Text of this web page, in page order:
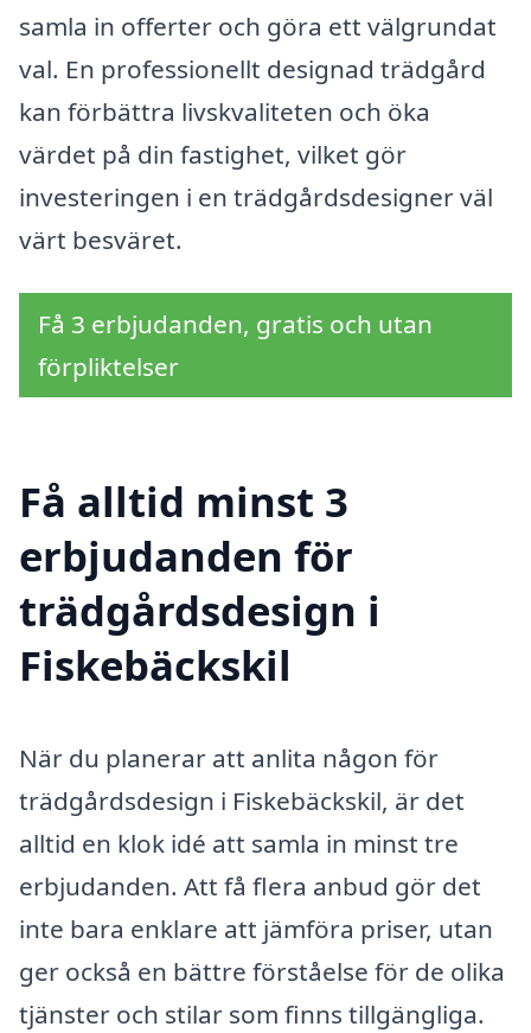
samla in offerter och göra ett välgrundat
val. En professionellt designad trädgård
kan förbättra livskvaliteten och öka
värdet på din fastighet, vilket gör
investeringen i en trädgårdsdesigner väl
värt besväret.
Få 3 erbjudanden, gratis och utan
förpliktelser
Få alltid minst 3
erbjudanden för
trädgårdsdesign i
Fiskebäckskil
När du planerar att anlita någon för
trädgårdsdesign i Fiskebäckskil, är det
alltid en klok idé att samla in minst tre
erbjudanden. Att få flera anbud gör det
inte bara enklare att jämföra priser, utan
ger också en bättre förståelse för de olika
tjänster och stilar som finns tillgängliga.